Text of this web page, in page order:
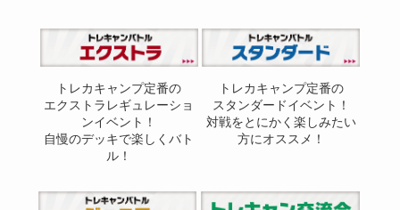
トレカキャンプ定番の
エクストラレギュレーショ
ンイベント！
自慢のデッキで楽しくバト
ル！
トレカキャンプ定番の
スタンダードイベント！
対戦をとにかく楽しみたい
方にオススメ！